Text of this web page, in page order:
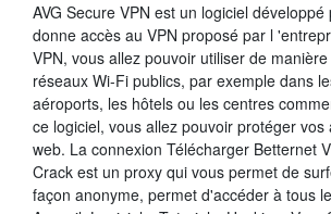
AVG Secure VPN est un logiciel développé
donne accès au VPN proposé par l
VPN, vous allez pouvoir utiliser de
réseaux Wi-Fi publics, par exemple dans
aéroports, les hôtels ou les centres
ce logiciel, vous allez pouvoir protéger vos
web. La connexion Télécharger Betternet
Crack est un proxy qui vous permet de
façon anonyme, permet d'accéder à tous